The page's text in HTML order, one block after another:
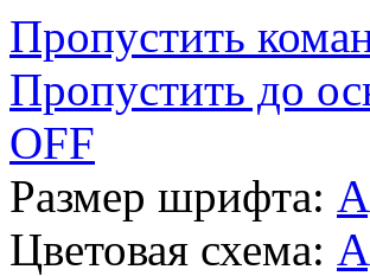
Пропустить
Пропустить до
OFF
Размер шрифта: A
Цветовая схема: A